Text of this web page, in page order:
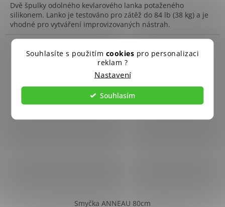
Souhlasíte s použitím cookies pro personalizaci
reklam ?
Nastavení
Souhlasím
Dvě špulky odolného kevlarového lanka potaženého
silikonem. Lanko je testováno pro zátěž do 84 lb (38 kg) a je
vhodné pro vytváření improvizovaných nástrah.
Smyčka ANNEAU 80cm